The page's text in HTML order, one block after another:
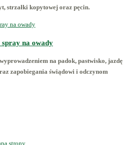
strzałki kopytowej oraz pęcin.
na owady
na padok, pastwisko, jazdę
zapobiegania świądowi i odczynom
strony